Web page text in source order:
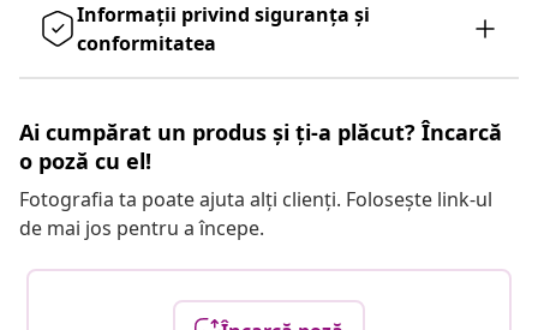
Informații privind siguranța și
conformitatea
Ai cumpărat un produs și ți-a plăcut? Încarcă
o poză cu el!
Fotografia ta poate ajuta alți clienți. Folosește link-ul
de mai jos pentru a începe.